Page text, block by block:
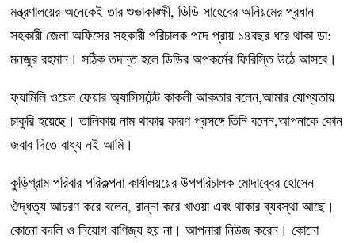
মন্ত্রণালয়ের অনেকেই তার শুভাকাঙ্ক্ষী, ডিডি সাহেবের অনিয়মের প্রধান
সহকারী জেলা অফিসের সহকারী পরিচালক পদে প্রায় ১৪বছর ধরে থাকা ডা:
মনজুর রহমান। সঠিক তদন্ত হলে ডিডির অপকর্মের ফিরিস্তি উঠে আসবে।
ফ্যামিলি ওয়েল ফেয়ার অ্যাসিসটেন্ট কাকলী আকতার বলেন,আমার যোগ্যতায়
চাকুরি হয়েছে। তালিকায় নাম থাকার কারণ প্রসঙ্গে তিনি বলেন,আপনাকে কোন
জবাব দিতে বাধ্য নই আমি।
কুড়িগ্রাম পরিবার পরিকল্পনা কার্যালয়য়ের উপপরিচালক মোদাব্বের হোসেন
ঔদ্ধত্য আচরণ করে বলেন, রান্না করে খাওয়া এবং থাকার ব্যবস্থা আছে।
কোনো বদলি ও নিয়োগ বাণিজ্য হয় না। আপনারা নিউজ করেন। কোনো